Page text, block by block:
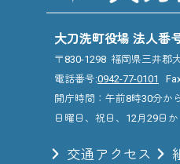
大刀洗町役場 法人番
〒830-1298 福岡県三井郡
電話番号:0942-77-0101
開庁時間：午前8時30分か
日曜日、祝日、12月29日
交通アクセス